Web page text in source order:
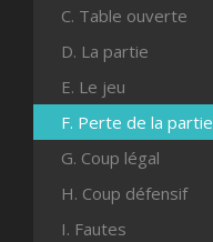
C. Table ouverte
D. La partie
E. Le jeu
F. Perte de la partie
G. Coup légal
H. Coup défensif
I. Fautes